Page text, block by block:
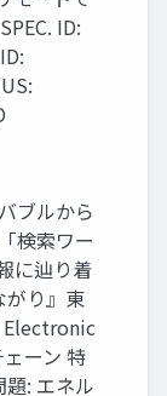
ID:
ブルから
検索ワー
に辿り着
がり』東
ーン 特
: エネル